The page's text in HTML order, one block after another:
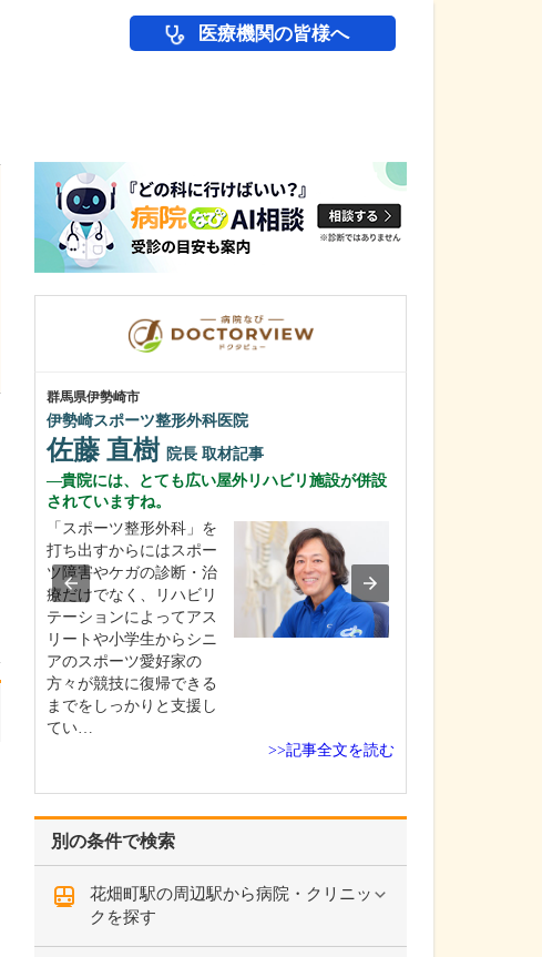
医療機関の皆様へ
別の条件で検索
花畑町駅の周辺駅から病院・クリニッ
クを探す
群馬県伊勢崎市
伊勢崎スポーツ整形外科医院
佐藤 直樹 院長 取材記事
貴院には、とても広い屋外リハビリ施設が併設
されていますね。
「スポーツ整形外科」を
打ち出すからにはスポー
ツ障害やケガの診断・治
療だけでなく、リハビリ
テーションによってアス
リートや小学生からシニ
アのスポーツ愛好家の
方々が競技に復帰できる
までをしっかりと支援し
てい…
>>記事全文を読む